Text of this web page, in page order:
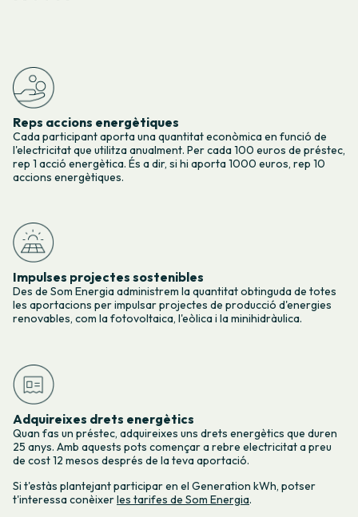
Reps accions energètiques
Cada participant aporta una quantitat econòmica en funció de
l'electricitat que utilitza anualment. Per cada 100 euros de préstec,
rep 1 acció energètica. És a dir, si hi aporta 1000 euros, rep 10
accions energètiques.
Impulses projectes sostenibles
Des de Som Energia administrem la quantitat obtinguda de totes
les aportacions per impulsar projectes de producció d'energies
renovables, com la fotovoltaica, l'eòlica i la minihidràulica.
Adquireixes drets energètics
Quan fas un préstec, adquireixes uns drets energètics que duren
25 anys. Amb aquests pots començar a rebre electricitat a preu
de cost 12 mesos després de la teva aportació.
Si t'estàs plantejant participar en el Generation kWh, potser
t'interessa conèixerles tarifes de Som Energia.